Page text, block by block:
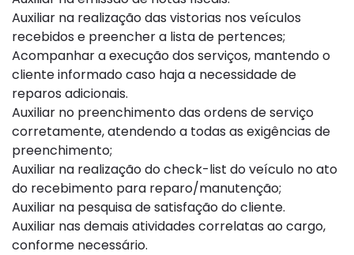
Auxiliar na realização das vistorias nos veículos
recebidos e preencher a lista de pertences;
Acompanhar a execução dos serviços, mantendo o
cliente informado caso haja a necessidade de
reparos adicionais.
Auxiliar no preenchimento das ordens de serviço
corretamente, atendendo a todas as exigências de
preenchimento;
Auxiliar na realização do check-list do veículo no ato
do recebimento para reparo/manutenção;
Auxiliar na pesquisa de satisfação do cliente.
Auxiliar nas demais atividades correlatas ao cargo,
conforme necessário.